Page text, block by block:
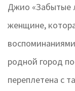
Джио «Забытые
женщине,
родной город
переплетена с